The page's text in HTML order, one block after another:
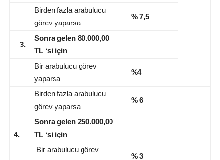
Birden fazla arabulucu
görev yaparsa
% 7,5
3.
Sonra gelen 80.000,00
TL ‘si için
Bir arabulucu görev
yaparsa
%4
Birden fazla arabulucu
görev yaparsa
% 6
4.
Sonra gelen 250.000,00
TL ‘si için
Bir arabulucu görev
% 3